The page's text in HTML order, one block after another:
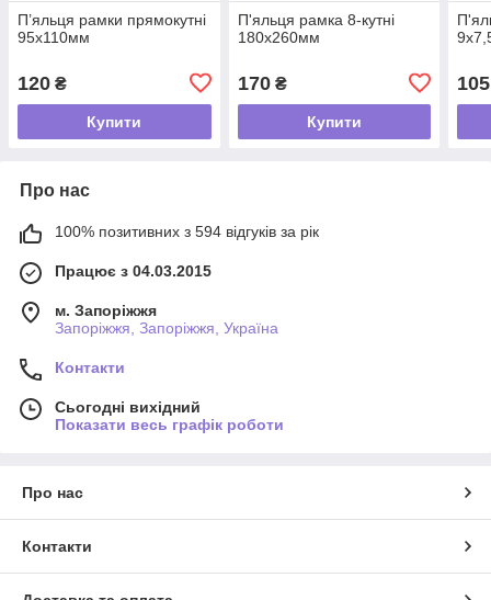
П’яльця рамки прямокутні
95х110мм
120 ₴
Купити
П'яльця рамка 8-кутні
180х260мм
170₴
Купити
105
Про нас
100% позитивних з 594 відгуків за рік
Працює з 04.03.2015
м. Запоріжжя
Запоріжжя, Запоріжжя, Україна
Контакти
Сьогодні вихідний
Показати весь графік роботи
Про нас
Контакти